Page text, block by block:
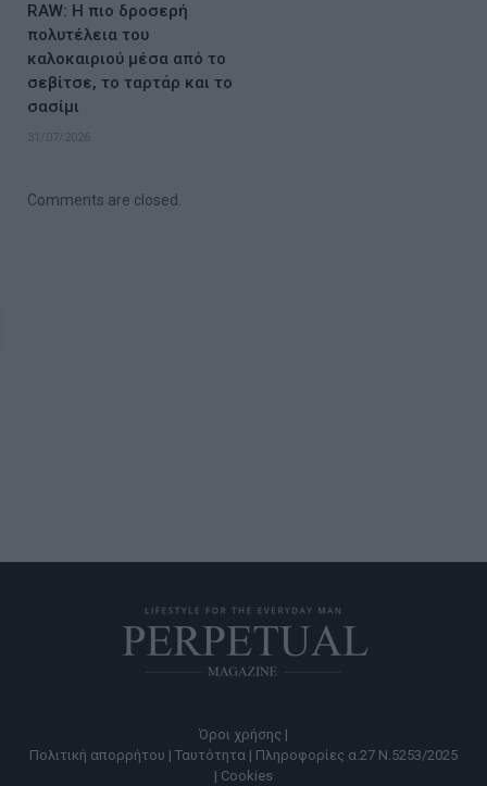
RAW: Η πιο δροσερή
πολυτέλεια του
καλοκαιριού μέσα από το
σεβίτσε, το ταρτάρ και το
σασίμι
31/07/2026
Comments are closed.
Όροι χρήσης |
Πολιτική απορρήτου | Ταυτότητα | Πληροφορίες α.27 Ν.5253/2025
| Cookies